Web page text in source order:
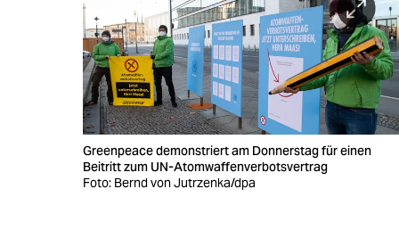
wahrheit
veranstaltungenGreenpeace demonstriert am Donnerstag für einen
Beitritt zum UN-Atomwaffenverbotsvertrag
Foto: Bernd von Jutrzenka/dpa